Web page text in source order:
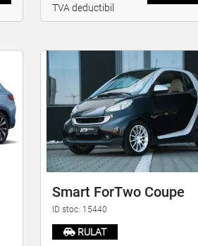
TVA deductibil
Smart ForTwo Coupe
ID stoc: 15440
RULAT